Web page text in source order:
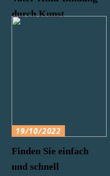
durch Kunst
19/10/2022
Finden Sie einfach
und schnell